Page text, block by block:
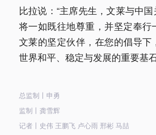
比拉说：“主席先生，文莱与中
将一如既往地尊重，并坚定奉
文莱的坚定伙伴，在您的倡导
世界和平、稳定与发展的重要基
总监制丨申勇
监制丨龚雪辉
记者丨史伟 王鹏飞 卢心雨 邢彬 马喆